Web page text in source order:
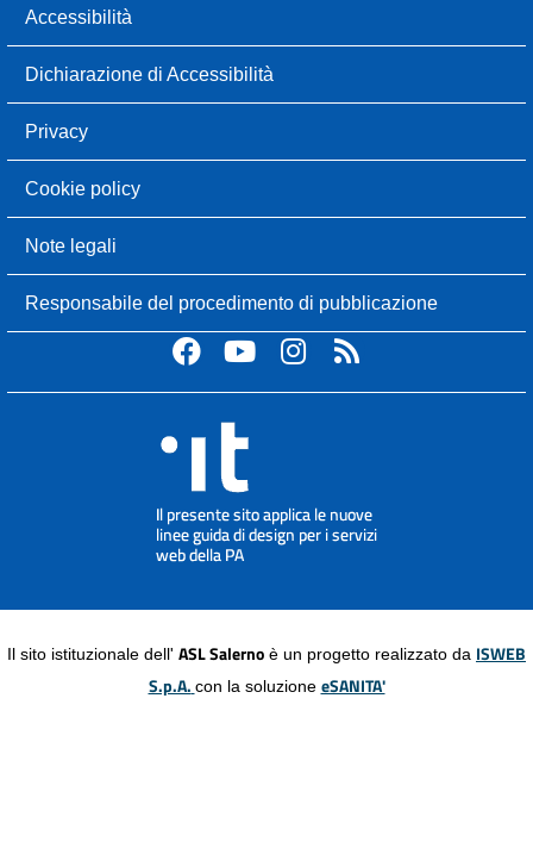
Accessibilità
Dichiarazione di Accessibilità
Privacy
Cookie policy
Note legali
Responsabile del procedimento di pubblicazione
Il sito istituzionale dell' ASL Salerno è un progetto realizzato da ISWEB
S.p.A. con la soluzione eSANITA'